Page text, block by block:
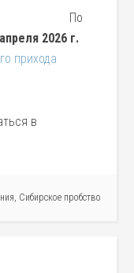
По
2026 г.
прихода
в
, Сибирское пробство